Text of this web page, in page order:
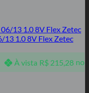
13 1.0 8V Flex Zetec
À vista R$215,28 no